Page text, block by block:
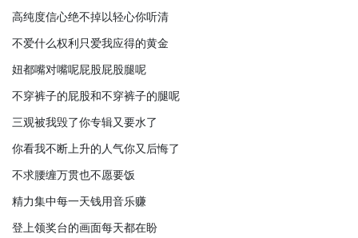
高纯度信心绝不掉以轻心你听清
不爱什么权利只爱我应得的黄金
妞都嘴对嘴呢屁股屁股腿呢
不穿裤子的屁股和不穿裤子的腿呢
三观被我毁了你专辑又要水了
你看我不断上升的人气你又后悔了
不求腰缠万贯也不愿要饭
精力集中每一天钱用音乐赚
登上领奖台的画面每天都在盼